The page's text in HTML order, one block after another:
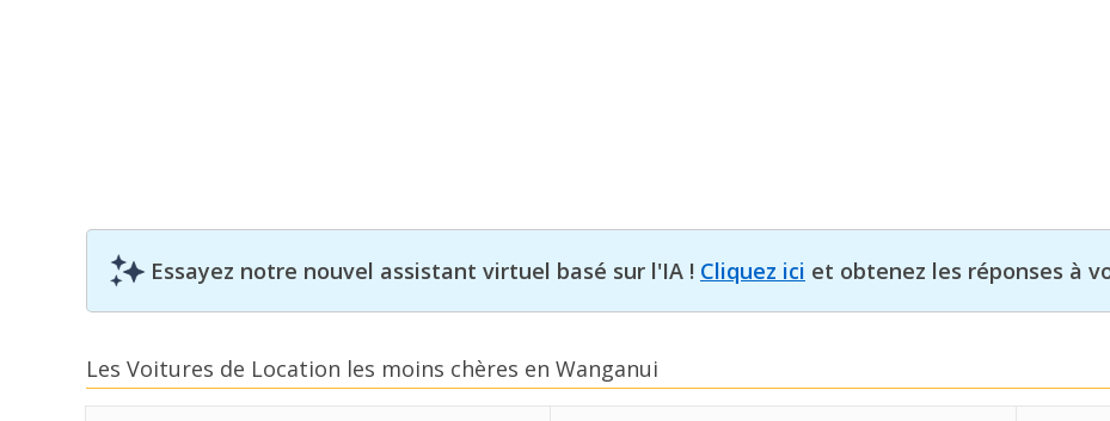
Essayez notre nouvel assistant virtuel basé sur l'IA ! Cliquez ici et obtenez les réponses à
Les Voitures de Location les moins chères en Wanganui